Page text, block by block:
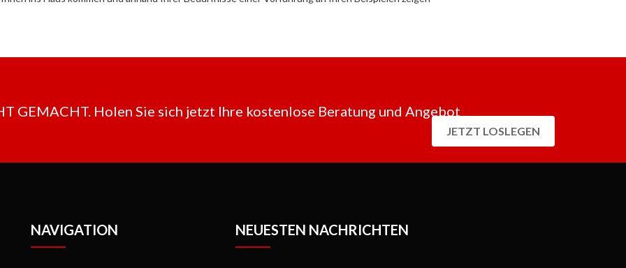
GEMACHT. Holen Sie sich jetzt Ihre kostenlose Beratung und Angebot
JETZT LOSLEGEN
NAVIGATION NEUESTEN NACHRICHTEN